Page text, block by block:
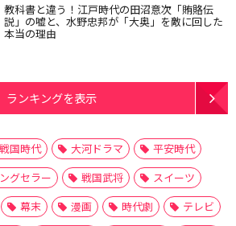
教科書と違う！江戸時代の田沼意次「賄賂伝
説」の嘘と、水野忠邦が「大奥」を敵に回した
本当の理由
ランキングを表示
戦国時代 大河ドラマ
平安時代
グセラー 戦国武将
スイーツ
幕末 漫画 時代劇
テレビ